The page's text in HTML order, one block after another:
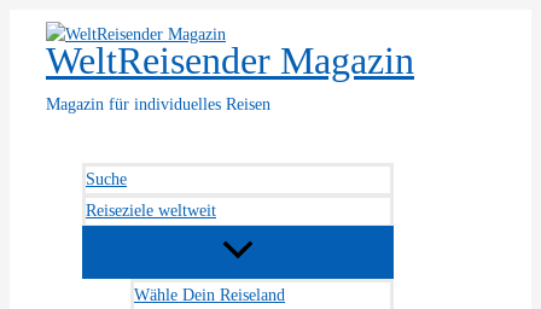
Inhalt
springenWeltReisender Magazin
Magazin für individuelles Reisen
Suche
Reiseziele weltweit
Wähle Dein Reiseland